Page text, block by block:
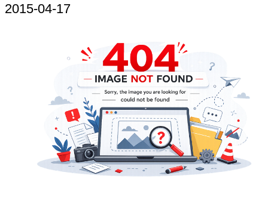
2015-04-17